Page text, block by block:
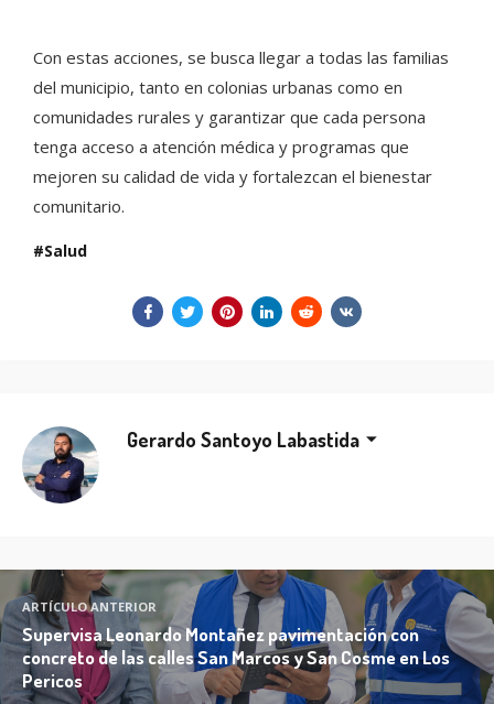
Con estas acciones, se busca llegar a todas las familias
del municipio, tanto en colonias urbanas como en
comunidades rurales y garantizar que cada persona
tenga acceso a atención médica y programas que
mejoren su calidad de vida y fortalezcan el bienestar
comunitario.
Salud
Gerardo Santoyo Labastida
ARTÍCULO ANTERIOR
Supervisa Leonardo Montañez pavimentación con
concreto de las calles San Marcos y San Cosme en Los
Pericos